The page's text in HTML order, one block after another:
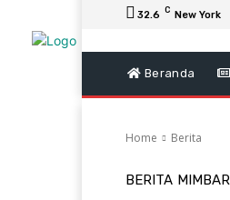
32.6 C New York
Beranda
Home Berita
BERITA MIMBAR